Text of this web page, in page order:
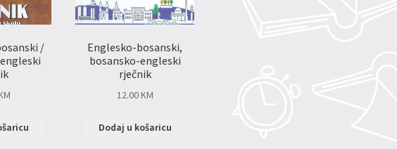
/
Englesko-bosanski,
bosansko-engleski
rječnik
12.00KM
Dodaj u košaricu